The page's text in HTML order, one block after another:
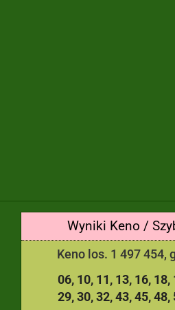
Wyniki Keno /
Keno los. 1 497 454,
06 10 11 13 16 18
29 30 32 43 45 48